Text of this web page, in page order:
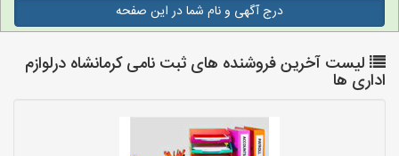
درج آگهی و نام شما در این صفحه
لیست آخرین فروشنده های ثبت نامی کرمانشاه درلوازم
اداری ها